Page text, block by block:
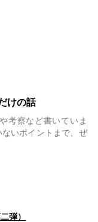
けの話
考察など書いていま
いポイントまで、ぜ
弾）